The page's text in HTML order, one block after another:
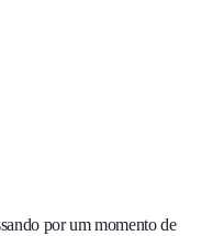
por um momento de